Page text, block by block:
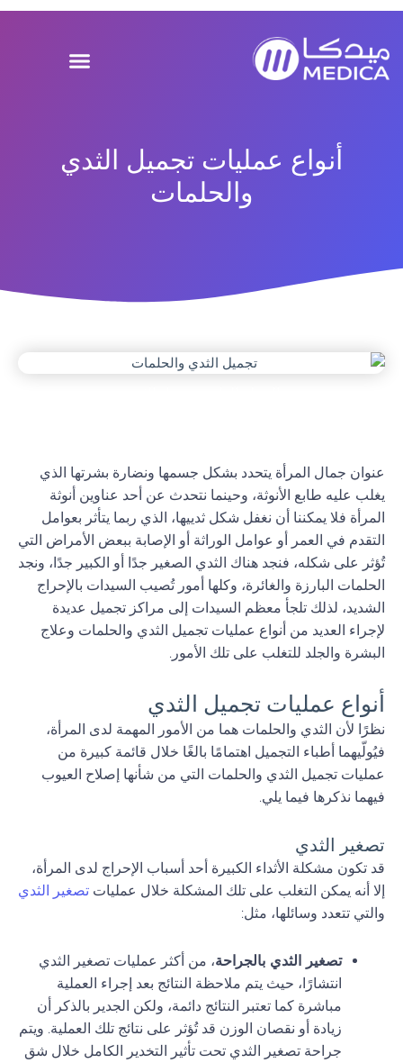
تخطي
المحتوى
أنواع عمليات تجميل الثدي
والحلمات
عنوان جمال المرأة يتحدد بشكل جسمها ونضارة بشرتها الذي
يغلب عليه طابع الأنوثة، وحينما نتحدث عن أحد عناوين أنوثة
المرأة فلا يمكننا أن نغفل شكل ثدييها، الذي ربما يتأثر بعوامل
التقدم في العمر أو عوامل الوراثة أو الإصابة ببعض الأمراض التي
تُؤثر على شكله، فنجد هناك الثدي الصغير جدًا أو الكبير جدًا، ونجد
الحلمات البارزة والغائرة، وكلها أمور تُصيب السيدات بالإحراج
الشديد، لذلك تلجأ معظم السيدات إلى مراكز تجميل عديدة
لإجراء العديد من أنواع عمليات تجميل الثدي والحلمات وعلاج
البشرة والجلد للتغلب على تلك الأمور.
أنواع عمليات تجميل الثدي
نظرًا لأن الثدي والحلمات هما من الأمور المهمة لدى المرأة،
فيُولّيهما أطباء التجميل اهتمامًا بالغًا خلال قائمة كبيرة من
عمليات تجميل الثدي والحلمات التي من شأنها إصلاح العيوب
فيهما نذكرها فيما يلي.
تصغير الثدي
قد تكون مشكلة الأثداء الكبيرة أحد أسباب الإحراج لدى المرأة،
إلا أنه يمكن التغلب على تلك المشكلة خلال عمليات تصغير الثدي
والتي تتعدد وسائلها، مثل:
تصغير الثدي بالجراحة، من أكثر عمليات تصغير الثدي
انتشارًا، حيث يتم ملاحظة النتائج بعد إجراء العملية
مباشرة كما تعتبر النتائج دائمة، ولكن الجدير بالذكر أن
زيادة أو نقصان الوزن قد تُؤثر على نتائج تلك العملية. ويتم
جراحة تصغير الثدي تحت تأثير التخدير الكامل خلال شق